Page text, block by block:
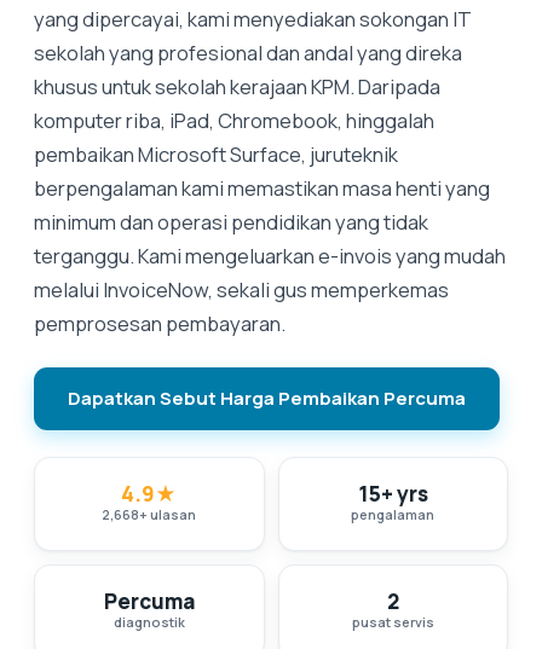
yang dipercayai, kami menyediakan sokongan IT
sekolah yang profesional dan andal yang direka
khusus untuk sekolah kerajaan KPM. Daripada
komputer riba, iPad, Chromebook, hinggalah
pembaikan Microsoft Surface, juruteknik
berpengalaman kami memastikan masa henti yang
minimum dan operasi pendidikan yang tidak
terganggu. Kami mengeluarkan e-invois yang mudah
melalui InvoiceNow, sekali gus memperkemas
pemprosesan pembayaran.
Dapatkan Sebut Harga Pembaikan Percuma
4.9★
2,668+ulasan
15+ yrs
pengalaman
Percuma
diagnostik
2
pusat servis